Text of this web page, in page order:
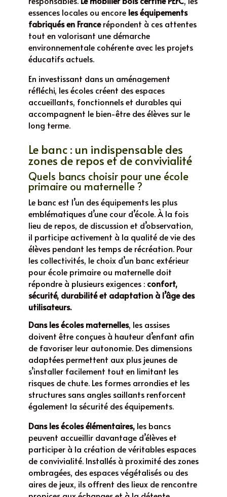
essences locales ou encoreles équipements
fabriqués en Francerépondent à ces attentes
tout en valorisant une démarche
environnementale cohérente avec les projets
éducatifs actuels.
En investissant dans un aménagement
réfléchi, les écoles créent des espaces
accueillants, fonctionnels et durables qui
accompagnent le bien-être des élèves sur le
long terme.
Le banc : un indispensable des
zones de repos et de convivialité
Quels bancs choisir pour une école
primaire ou maternelle ?
Le banc est l’un des équipements les plus
emblématiques d’une cour d’école. À la fois
lieu de repos, de discussion et d’observation,
il participe activement à la qualité de vie des
élèves pendant les temps de récréation. Pour
les collectivités, le choix d’un banc extérieur
pour école primaire ou maternelle doit
répondre à plusieurs exigences : confort,
sécurité, durabilité et adaptation à l’âge des
utilisateurs.
Dans les écoles maternelles, les assises
doivent être conçues à hauteur d’enfant afin
de favoriser leur autonomie. Des dimensions
adaptées permettent aux plus jeunes de
s’installer facilement tout en limitant les
risques de chute. Les formes arrondies et les
structures sans angles saillants renforcent
également la sécurité des équipements.
Dans les écoles élémentaires,les bancs
peuvent accueillir davantage d’élèves et
participer à la création de véritables espaces
de convivialité. Installés à proximité des zones
ombragées, des espaces végétalisés ou des
aires de jeux, ils offrent des lieux de rencontre